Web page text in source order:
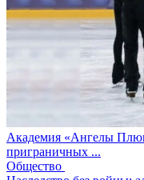
Академия «Ангелы
приграничных ...
Общество